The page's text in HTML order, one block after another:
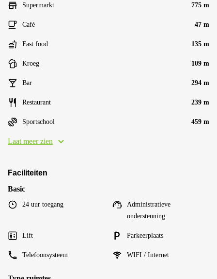
Supermarkt 775 m
Café 47 m
Fast food 135 m
Kroeg 109 m
Bar 294 m
Restaurant 239 m
Sportschool 459 m
Laat meer zien
Faciliteiten
Basic
24 uur toegang
Administratieve
ondersteuning
Lift Parkeerplaats
Telefoonsysteem WIFI / Internet